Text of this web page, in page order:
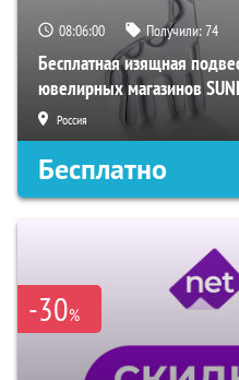
08:05:59 Получили:74
Бесплатная изящная
ювелирных магазинов
Россия
Бесплатно
-30%